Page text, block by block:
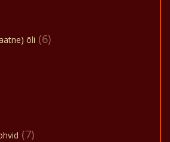
õli (6)
(7)